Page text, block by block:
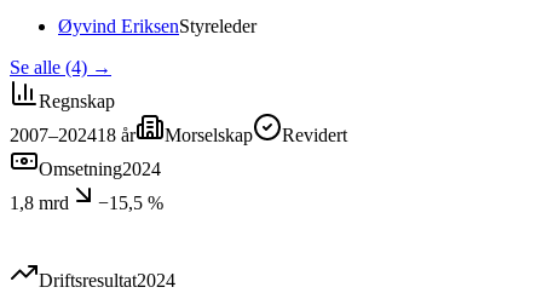
Øyvind EriksenStyreleder
Se alle (4) →
Regnskap
2007–202418 år Morselskap
Revidert
Omsetning2024
1,8 mrd
−15,5 %
Driftsresultat2024